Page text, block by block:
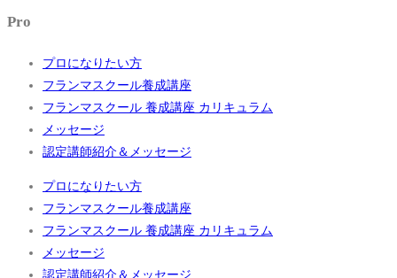
Pro
プロになりたい方
フランマスクール養成講座
フランマスクール 養成講座 カリキュラム
メッセージ
認定講師紹介＆メッセージ
プロになりたい方
フランマスクール養成講座
フランマスクール 養成講座 カリキュラム
メッセージ
認定講師紹介＆メッセージ